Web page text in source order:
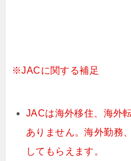
※JACに関する補足
JACは海外移住、海外
ありません。海外勤務
してもらえます。